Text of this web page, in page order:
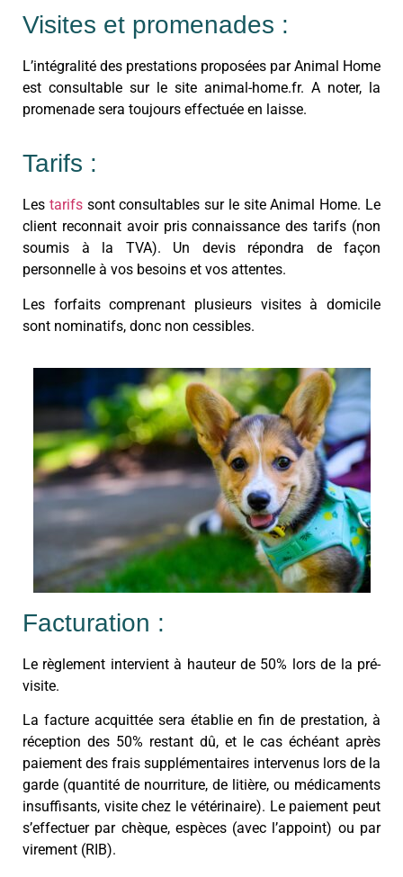
Visites et promenades :
L’intégralité des prestations proposées par Animal Home
est consultable sur le site animal-home.fr. A noter, la
promenade sera toujours effectuée en laisse.
Tarifs :
Les tarifssont consultables sur le site Animal Home. Le
client reconnait avoir pris connaissance des tarifs (non
soumis à la TVA). Un devis répondra de façon
personnelle à vos besoins et vos attentes.
Les forfaits comprenant plusieurs visites à domicile
sont nominatifs, donc non cessibles.
Facturation :
Le règlement intervient à hauteur de 50% lors de la pré-
visite.
La facture acquittée sera établie en fin de prestation, à
réception des 50% restant dû, et le cas échéant après
paiement des frais supplémentaires intervenus lors de la
garde (quantité de nourriture, de litière, ou médicaments
insuffisants, visite chez le vétérinaire). Le paiement peut
s’effectuer par chèque, espèces (avec l’appoint) ou par
virement (RIB).